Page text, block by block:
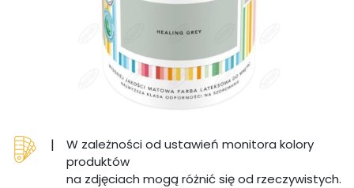
|
W zależności od ustawień monitora kolory
produktów
na zdjęciach mogą różnić się od rzeczywistych.